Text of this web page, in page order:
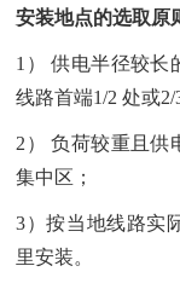
安装地点的选取原
1） 供电半径较长
线路首端1/2 处或2/
2） 负荷较重且供
集中区；
3）按当地线路实
里安装。